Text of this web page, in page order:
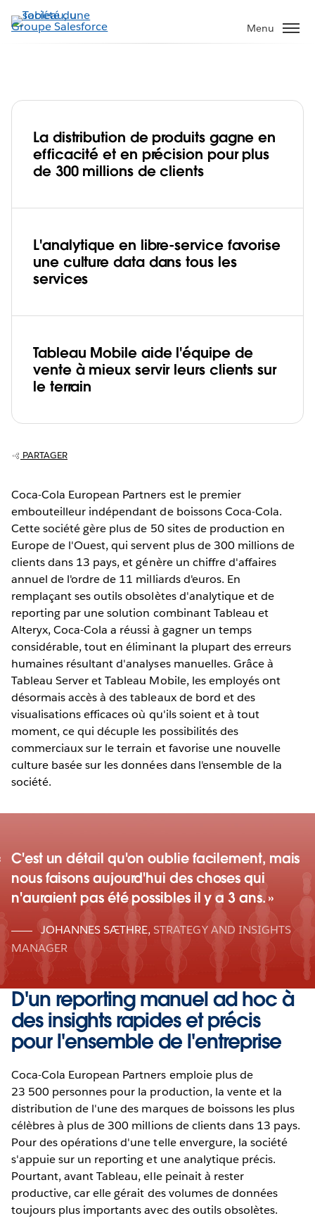
Aller
au
Menu
Coca-Cola European Partners : Tableau
décuple les possibilités de l'équipe
commerciale et facilite une culture
Play
Video
La distribution de produits gagne en
efficacité et en précision pour plus
de 300 millions de clients
L'analytique en libre-service favorise
une culture data dans tous les
services
Tableau Mobile aide l'équipe de
vente à mieux servir leurs clients sur
le terrain
PARTAGER
Coca-Cola European Partners est le premier
embouteilleur indépendant de boissons Coca-Cola.
Cette société gère plus de 50 sites de production en
Europe de l'Ouest, qui servent plus de 300 millions de
clients dans 13 pays, et génère un chiffre d'affaires
annuel de l'ordre de 11 milliards d'euros. En
remplaçant ses outils obsolètes d'analytique et de
reporting par une solution combinant Tableau et
Alteryx, Coca-Cola a réussi à gagner un temps
considérable, tout en éliminant la plupart des erreurs
humaines résultant d'analyses manuelles. Grâce à
Tableau Server et Tableau Mobile, les employés ont
désormais accès à des tableaux de bord et des
visualisations efficaces où qu'ils soient et à tout
moment, ce qui décuple les possibilités des
commerciaux sur le terrain et favorise une nouvelle
culture basée sur les données dans l'ensemble de la
société.
C'est un détail qu'on oublie facilement, mais
nous faisons aujourd'hui des choses qui
n'auraient pas été possibles il y a 3 ans.
JOHANNES SÆTHRE, STRATEGY AND INSIGHTS
MANAGER
D'un reporting manuel ad hoc à
des insights rapides et précis
pour l'ensemble de l'entreprise
Coca-Cola European Partners emploie plus de
23 500 personnes pour la production, la vente et la
distribution de l'une des marques de boissons les plus
célèbres à plus de 300 millions de clients dans 13 pays.
Pour des opérations d'une telle envergure, la société
s'appuie sur un reporting et une analytique précis.
Pourtant, avant Tableau, elle peinait à rester
productive, car elle gérait des volumes de données
toujours plus importants avec des outils obsolètes.